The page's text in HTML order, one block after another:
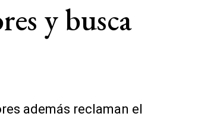
y busca
además reclaman el